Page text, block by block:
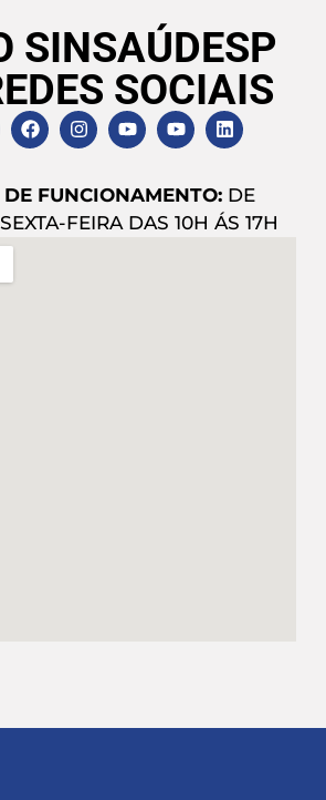
SINSAÚDESP
SOCIAIS
FUNCIONAMENTO:DE
FEIRA DAS 10H ÁS 17H